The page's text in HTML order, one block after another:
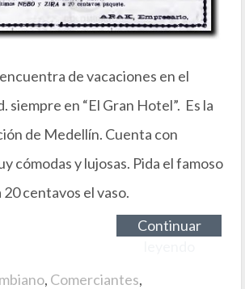
encuentra de vacaciones en el
siempre en “El Gran Hotel”. Es la
de Medellín. Cuenta con
cómodas y lujosas. Pida el famoso
centavos el vaso.
Continuar
, Comerciantes,